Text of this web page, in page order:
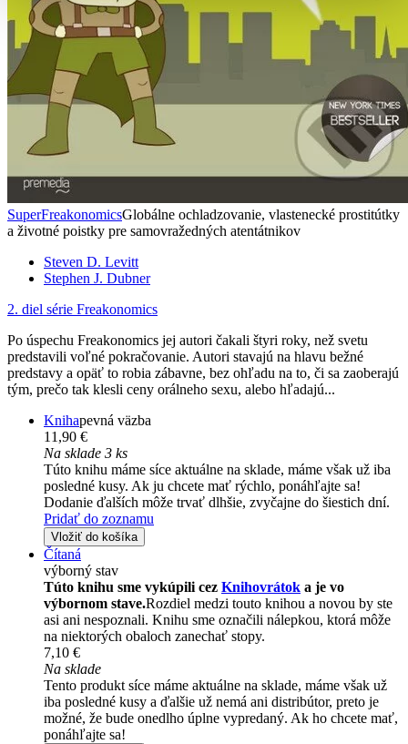
SuperFreakonomicsGlobálne ochladzovanie, vlastenecké prostitútky
a životné poistky pre samovražedných atentátnikov
Steven D. Levitt
Stephen J. Dubner
2. diel série Freakonomics
Po úspechu Freakonomics jej autori čakali štyri roky, než svetu
predstavili voľné pokračovanie. Autori stavajú na hlavu bežné
predstavy a opäť to robia zábavne, bez ohľadu na to, či sa zaoberajú
tým, prečo tak klesli ceny orálneho sexu, alebo hľadajú...
Knihapevná väzba
11,90 €
Na sklade 3 ks
Túto knihu máme síce aktuálne na sklade, máme však už iba
posledné kusy. Ak ju chcete mať rýchlo, ponáhľajte sa!
Dodanie ďalších môže trvať dlhšie, zvyčajne do šiestich dní.
Pridať do zoznamu
Vložiť do košíka
Čítaná
výborný stav
Túto knihu sme vykúpili cez Knihovrátok a je vo
výbornom stave.Rozdiel medzi touto knihou a novou by ste
asi ani nespoznali. Knihu sme označili nálepkou, ktorá môže
na niektorých obaloch zanechať stopy.
7,10 €
Na sklade
Tento produkt síce máme aktuálne na sklade, máme však už
iba posledné kusy a ďalšie už nemá ani distribútor, preto je
možné, že bude onedlho úplne vypredaný. Ak ho chcete mať,
ponáhľajte sa!